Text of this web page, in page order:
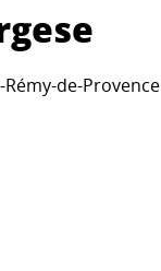
Rémy-de-Provence